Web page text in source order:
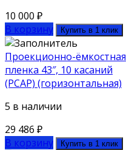
10 000 ₽
В корзину
Купить в 1 клик
Проекционно-ёмкостная
пленка 43″, 10 касаний
(PCAP) (горизонтальная)
5 в наличии
29 486 ₽
В корзину
Купить в 1 клик